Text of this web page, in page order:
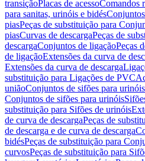
transiçãoPlacas de acessoComandos
para sanitas, urinóis e bidés
piasPeças de substituição para
piasCurvas de descargaPeças de
descargaConjuntos de ligaçãoPeças
de ligaçãoExtensões da curva de
Extensões da curva de descarga
substituição para Ligações de PVC
uniãoConjuntos de sifões para urinóis
Conjuntos de sifões para urinóis
substituição para Sifões de urinóis
de curva de descargaPeças de
de descarga e de curva de descarga
bidésPeças de substituição para
curvosPeças de substituição para